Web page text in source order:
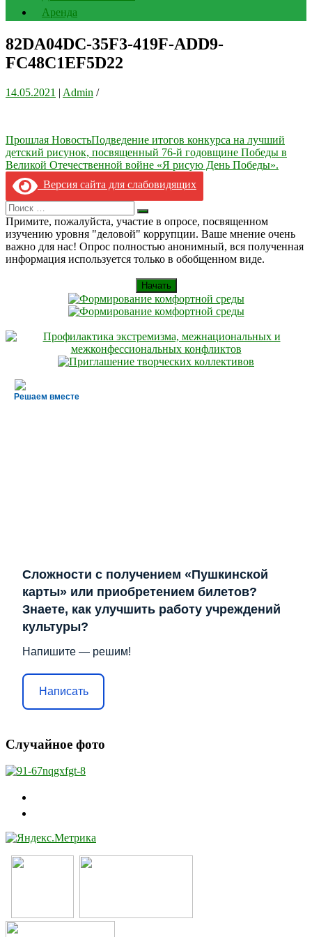
Аренда
82DA04DC-35F3-419F-ADD9-
FC48C1EF5D22
14.05.2021 | Admin /
Навигация
по
записям
Прошлая НовостьПодведение итогов конкурса на лучший
детский рисунок, посвященный 76-й годовщине Победы в
Великой Отечественной войне «Я рисую День Победы».
Версия сайта для слабовидящих
Search
for:
Искать
Примите, пожалуйста, участие в опросе, посвященном
изучению уровня "деловой" коррупции. Ваше мнение очень
важно для нас! Опрос полностью анонимный, вся полученная
информация используется только в обобщенном виде.
Начать
Решаем вместе
Сложности с получением «Пушкинской
карты» или приобретением билетов?
Знаете, как улучшить работу учреждений
культуры?
Напишите — решим!
Написать
Случайное фото